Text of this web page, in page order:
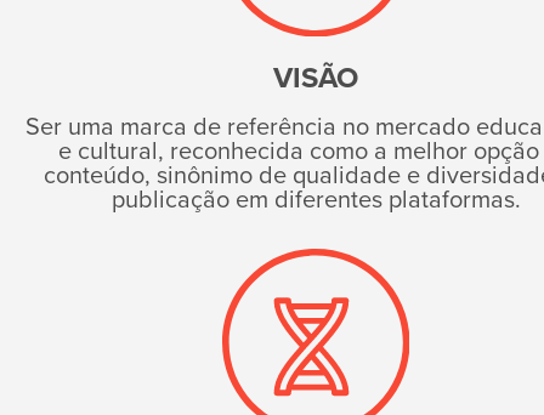
VISÃO
Ser uma marca de referência no mercado
e cultural, reconhecida como a melhor
conteúdo, sinônimo de qualidade e
publicação em diferentes plataformas.